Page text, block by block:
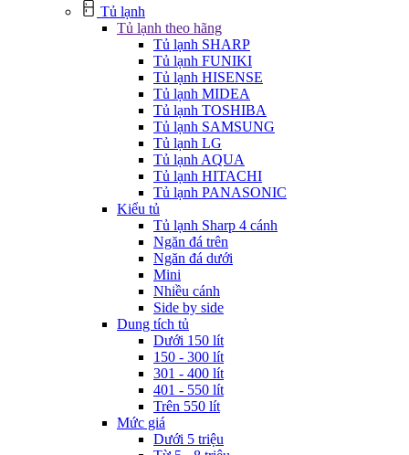
Tủ lạnh
Tủ lạnh theo hãng
Tủ lạnh SHARP
Tủ lạnh FUNIKI
Tủ lạnh HISENSE
Tủ lạnh MIDEA
Tủ lạnh TOSHIBA
Tủ lạnh SAMSUNG
Tủ lạnh LG
Tủ lạnh AQUA
Tủ lạnh HITACHI
Tủ lạnh PANASONIC
Kiểu tủ
Tủ lạnh Sharp 4 cánh
Ngăn đá trên
Ngăn đá dưới
Mini
Nhiều cánh
Side by side
Dung tích tủ
Dưới 150 lít
150 - 300 lít
301 - 400 lít
401 - 550 lít
Trên 550 lít
Mức giá
Dưới 5 triệu